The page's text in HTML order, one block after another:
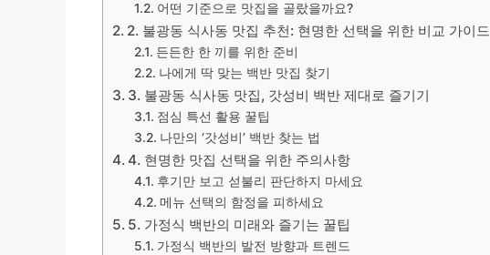
어떤 기준으로 맛집을 골랐을까요?
2. 불광동 식사동 맛집 추천: 현명한 선택을 위한 비교 가이드
든든한 한 끼를 위한 준비
나에게 딱 맞는 백반 맛집 찾기
3. 불광동 식사동 맛집, 갓성비 백반 제대로 즐기기
점심 특선 활용 꿀팁
나만의 ‘갓성비’ 백반 찾는 법
4. 현명한 맛집 선택을 위한 주의사항
후기만 보고 섣불리 판단하지 마세요
메뉴 선택의 함정을 피하세요
5. 가정식 백반의 미래와 즐기는 꿀팁
가정식 백반의 발전 방향과 트렌드